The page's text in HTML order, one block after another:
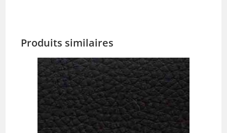
Produits similaires